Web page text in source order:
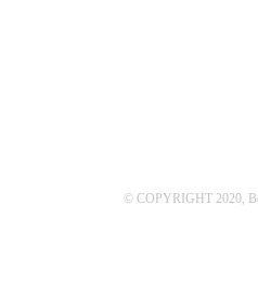
© COPYRIGHT 2020,